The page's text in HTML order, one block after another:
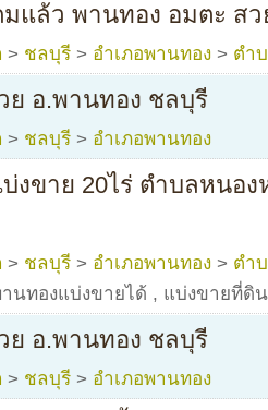
แล้ว พานทอง อมตะ ส
> ชลบุรี > อำเภอพานทอง > ตำ
ย อ.พานทอง ชลบุรี
> ชลบุรี > อำเภอพานทอง
งขาย 20ไร่ ตำบลหนอ
> ชลบุรี > อำเภอพานทอง > ตำ
นทองแบ่งขายได้ , แบ่งขายที่ดิ
ย อ.พานทอง ชลบุรี
> ชลบุรี > อำเภอพานทอง